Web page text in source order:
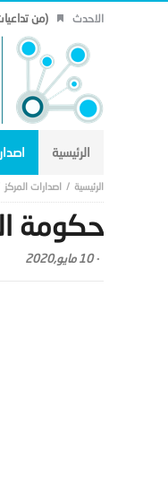
الاحدث (من تداعيات أزمة شباط 2026 إلى
الرئيسية
اصدارات المركز
حكومة
-10 مايو,2020